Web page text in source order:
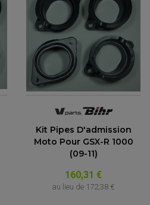
Kit Pipes D'admission
Moto Pour GSX-R 1000
(09-11)
160,31 €
au lieu de 172,38 €